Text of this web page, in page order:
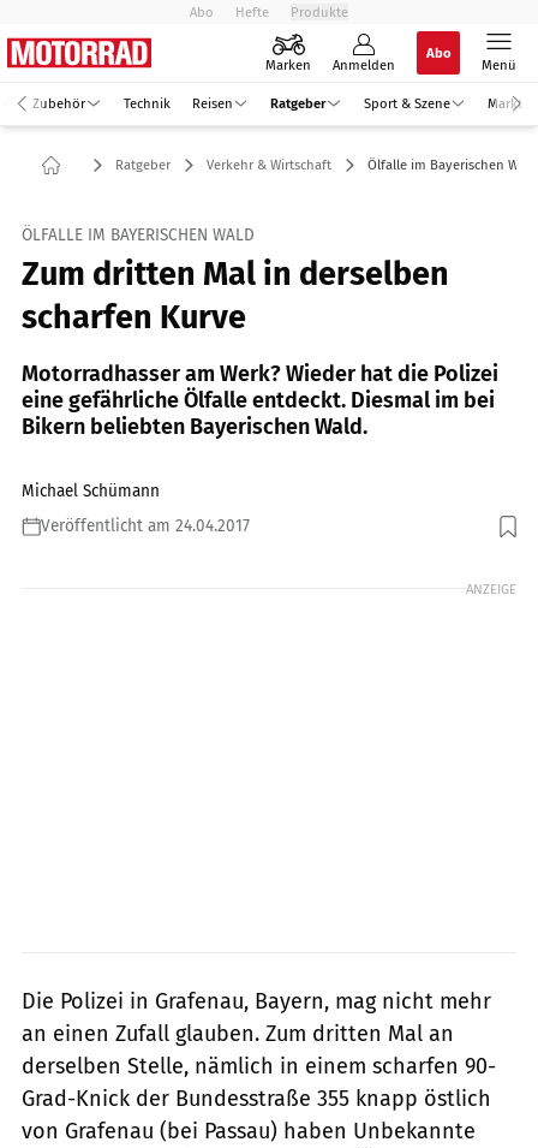
Abo Hefte Produkte
Marken Anmelden
Abo
Menü
Zubehör Technik Reisen Ratgeber Sport & Szene Markt
Ratgeber Verkehr & Wirtschaft Ölfalle im Bayerischen Wald
ÖLFALLE IM BAYERISCHEN WALD
Zum dritten Mal in derselben
scharfen Kurve
Motorradhasser am Werk? Wieder hat die Polizei
eine gefährliche Ölfalle entdeckt. Diesmal im bei
Bikern beliebten Bayerischen Wald.
Michael Schümann
Veröffentlicht am 24.04.2017
Foto: Staatl. Bauamt Passau/Polizei Grafenau
ANZEIGE
Die Polizei in Grafenau, Bayern, mag nicht mehr
an einen Zufall glauben. Zum dritten Mal an
derselben Stelle, nämlich in einem scharfen 90-
Grad-Knick der Bundesstraße 355 knapp östlich
von Grafenau (bei Passau) haben Unbekannte